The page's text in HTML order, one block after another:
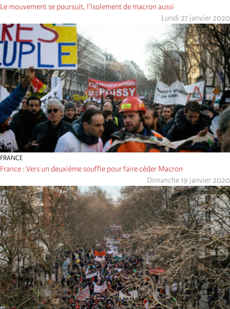
Le mouvement se poursuit, l’isolement de macron aussi
Lundi 27 janvier 2020
FRANCE
France : Vers un deuxième souffle pour faire céder Macron
Dimanche 19 janvier 2020